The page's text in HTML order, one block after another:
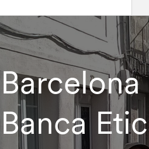
Barcelona
Banca